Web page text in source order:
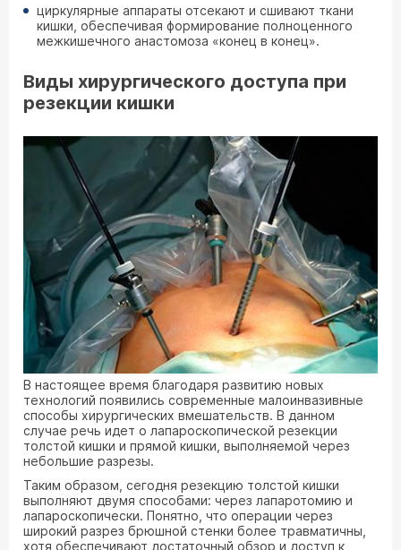
циркулярные аппараты отсекают и сшивают ткани
кишки, обеспечивая формирование полноценного
межкишечного анастомоза «конец в конец».
Виды хирургического доступа при
резекции кишки
В настоящее время благодаря развитию новых
технологий появились современные малоинвазивные
способы хирургических вмешательств. В данном
случае речь идет о лапароскопической резекции
толстой кишки и прямой кишки, выполняемой через
небольшие разрезы.
Таким образом, сегодня резекцию толстой кишки
выполняют двумя способами: через лапаротомию и
лапароскопически. Понятно, что операции через
широкий разрез брюшной стенки более травматичны,
хотя обеспечивают достаточный обзор и доступ к